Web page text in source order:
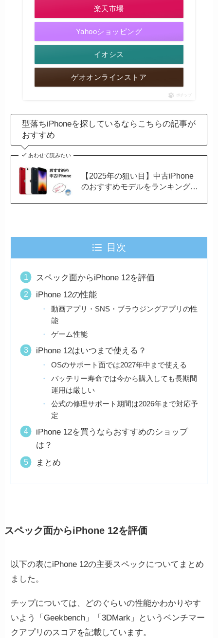
楽天市場
Yahooショッピング
イオシス
ゲオオンラインストア
ポチップ
型落ちiPhoneを探しているならこちらの記事が
おすすめ
あわせて読みたい
【2025年の狙い目】中古iPhone
のおすすめモデルをランキング形
目次
スペック面からiPhone 12を評価
iPhone 12の性能
動画アプリ・SNS・ブラウジングアプリの性
能
ゲーム性能
iPhone 12はいつまで使える？
OSのサポート面では2027年中まで使える
バッテリー寿命では今から購入しても長期間
運用は厳しい
公式の修理サポート期間は2026年まで対応予
定
iPhone 12を買うならおすすめのショップ
は？
まとめ
スペック面からiPhone 12を評価
以下の表にiPhone 12の主要スペックについてまとめ
ました。
チップについては、どのぐらいの性能かわかりやす
いよう「Geekbench」「3DMark」というベンチマー
クアプリのスコアを記載しています。